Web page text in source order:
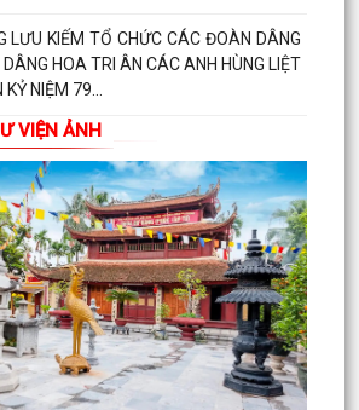
LƯU KIẾM TỔ CHỨC CÁC ĐOÀN DÂNG
DÂNG HOA TRI ÂN CÁC ANH HÙNG LIỆT
NIỆM 79...
LƯU KIẾM TỔ CHỨC LỄ DÂNG HƯƠNG,
TRI ÂN CÁC ANH HÙNG LIỆT SĨ NHÂN
79 NĂM...
SỐ 208-QĐ/TW VỀ THI HÀNH ĐIỀU LỆ
biểu nhân dân đưa tin: Phường Lưu
khai “Kỳ họp số” nâng cao hiệu quả
VIỆN ẢNH